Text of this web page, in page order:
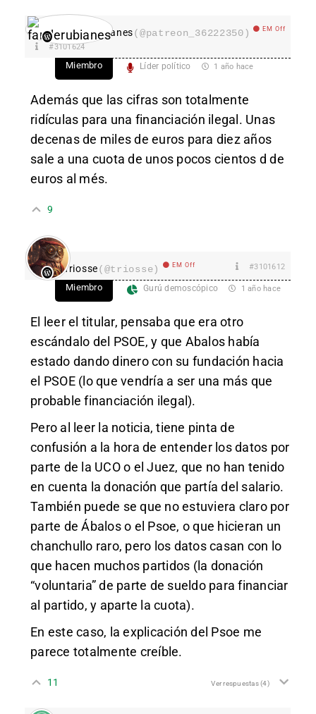
fanderubianes(@patreon_36222350) EM Off
#3101624
Miembro Líder político 1 año hace
Además que las cifras son totalmente
ridículas para una financiación ilegal. Unas
decenas de miles de euros para diez años
sale a una cuota de unos pocos cientos d de
euros al més.
9
Triosse(@triosse) EM Off #3101612
Miembro Gurú demoscópico 1 año hace
El leer el titular, pensaba que era otro
escándalo del PSOE, y que Abalos había
estado dando dinero con su fundación hacia
el PSOE (lo que vendría a ser una más que
probable financiación ilegal).
Pero al leer la noticia, tiene pinta de
confusión a la hora de entender los datos por
parte de la UCO o el Juez, que no han tenido
en cuenta la donación que partía del salario.
También puede se que no estuviera claro por
parte de Ábalos o el Psoe, o que hicieran un
chanchullo raro, pero los datos casan con lo
que hacen muchos partidos (la donación
“voluntaria” de parte de sueldo para financiar
al partido, y aparte la cuota).
En este caso, la explicación del Psoe me
parece totalmente creíble.
11 Ver respuestas(4)